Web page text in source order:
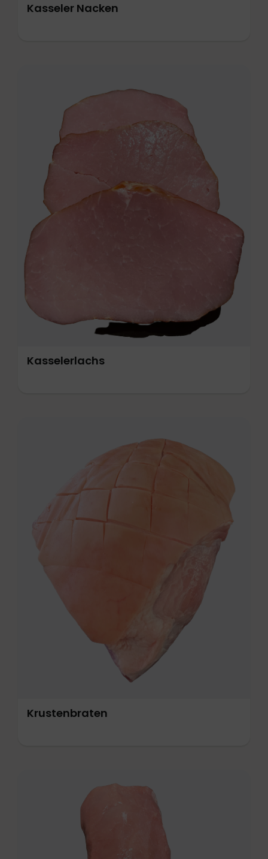
Kasseler Nacken
Kasselerlachs
Krustenbraten